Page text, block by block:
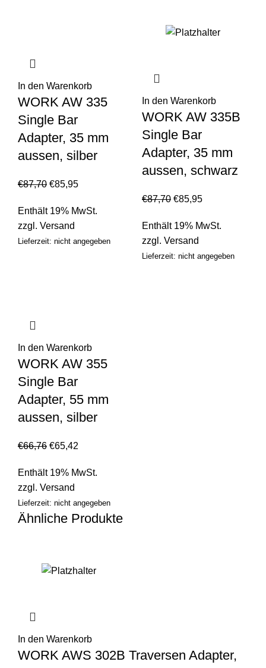
In den Warenkorb
WORK AW 335
Single Bar
Adapter, 35 mm
aussen, silber
€87,70 €85,95
Enthält 19% MwSt.
zzgl. Versand
Lieferzeit: nicht angegeben
In den Warenkorb
WORK AW 335B
Single Bar
Adapter, 35 mm
aussen, schwarz
€87,70 €85,95
Enthält 19% MwSt.
zzgl. Versand
Lieferzeit: nicht angegeben
In den Warenkorb
WORK AW 355
Single Bar
Adapter, 55 mm
aussen, silber
€66,76 €65,42
Enthält 19% MwSt.
zzgl. Versand
Lieferzeit: nicht angegeben
Ähnliche Produkte
In den Warenkorb
WORK AWS 302B Traversen Adapter,